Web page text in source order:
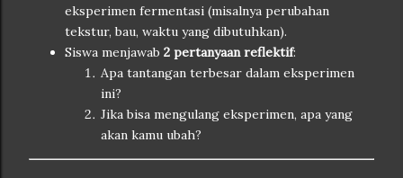
eksperimen fermentasi (misalnya perubahan
tekstur, bau, waktu yang dibutuhkan).
Siswa menjawab 2 pertanyaan reflektif:
Apa tantangan terbesar dalam eksperimen
ini?
Jika bisa mengulang eksperimen, apa yang
akan kamu ubah?